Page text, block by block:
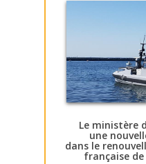
Le ministère
une
dans le
française